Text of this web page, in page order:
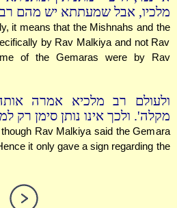
מלכיו, אבל שמעתתא יש מהם רב
it means that the Mishnahs and the
by Rav Malkiya and not Rav
of the Gemaras were by Rav
ולעולם רב מלכיא אמרה
מקלה'. ולכך אינו נותן סימן רק
Rav Malkiya said the Gemara
it only gave a sign regarding the